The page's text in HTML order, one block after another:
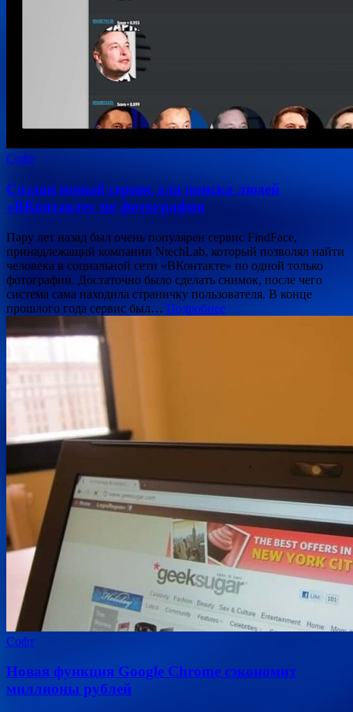
Софт
Создан новый сервис для поиска людей
«ВКонтакте» по фотографии
Пару лет назад был очень популярен сервис FindFace,
принадлежащий компании NtechLab, который позволял найти
человека в социальной сети «ВКонтакте» по одной только
фотографии. Достаточно было сделать снимок, после чего
система сама находила страничку пользователя. В конце
прошлого года сервис был… Подробнее
Софт
Новая функция Google Chrome сэкономит
миллионы рублей